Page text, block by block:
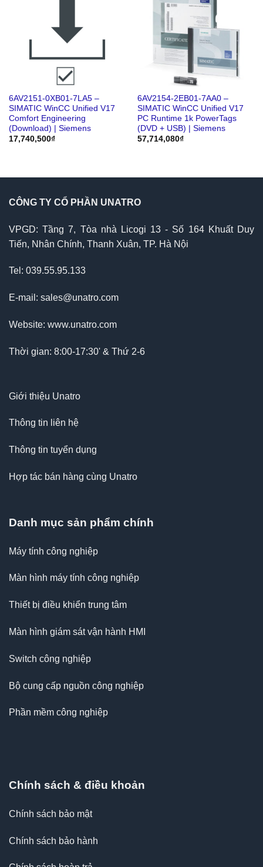
6AV2151-0XB01-7LA5 –
SIMATIC WinCC Unified V17
Comfort Engineering
(Download) | Siemens
17,740,500₫
6AV2154-2EB01-7AA0 –
SIMATIC WinCC Unified V17
PC Runtime 1k PowerTags
(DVD + USB) | Siemens
57,714,080₫
CÔNG TY CỔ PHẦN UNATRO
VPGD: Tầng 7, Tòa nhà Licogi 13 - Số 164 Khuất Duy
Tiến, Nhân Chính, Thanh Xuân, TP. Hà Nội
Tel: 039.55.95.133
E-mail: sales@unatro.com
Website: www.unatro.com
Thời gian: 8:00-17:30' & Thứ 2-6
Giới thiệu Unatro
Thông tin liên hệ
Thông tin tuyển dụng
Hợp tác bán hàng cùng Unatro
Danh mục sản phẩm chính
Máy tính công nghiệp
Màn hình máy tính công nghiệp
Thiết bị điều khiển trung tâm
Màn hình giám sát vận hành HMI
Switch công nghiệp
Bộ cung cấp nguồn công nghiệp
Phần mềm công nghiệp
Chính sách & điều khoản
Chính sách bảo mật
Chính sách bảo hành